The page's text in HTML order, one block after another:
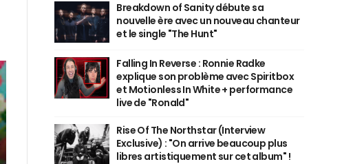
Breakdown of Sanity débute sa
nouvelle ère avec un nouveau chanteur
et le single "The Hunt"
Falling In Reverse : Ronnie Radke
explique son problème avec Spiritbox
et Motionless In White + performance
live de "Ronald"
Rise Of The Northstar (Interview
Exclusive) : "On arrive beaucoup plus
libres artistiquement sur cet album" !